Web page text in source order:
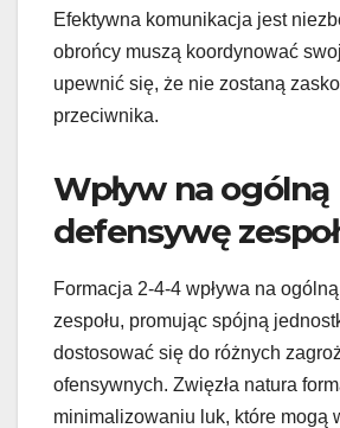
Efektywna komunikacja jest
obrońcy muszą koordynować
upewnić się, że nie zostaną
przeciwnika.
Wpływ na ogólną
defensywę
Formacja 2-4-4 wpływa na
zespołu, promując spójną
dostosować się do różnych
ofensywnych. Zwięzła natura
minimalizowaniu luk, które mogą